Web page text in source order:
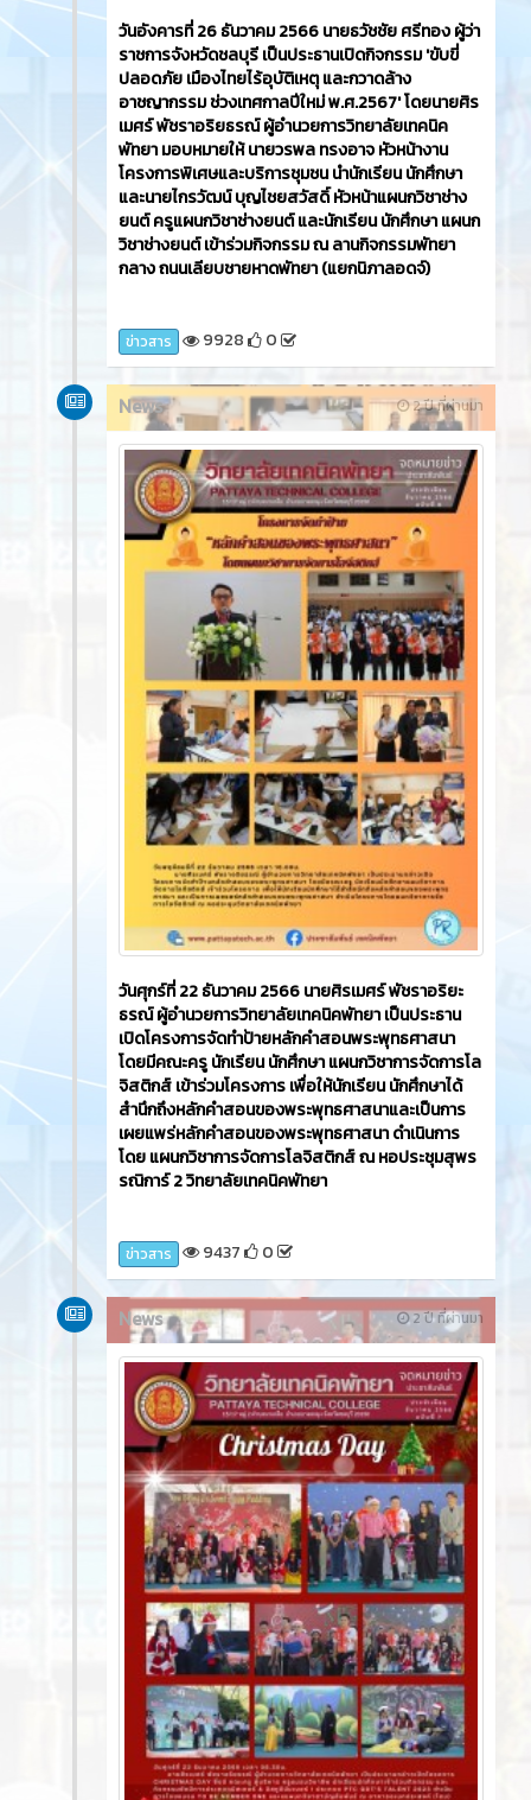
วันอังคารที่ 26 ธันวาคม 2566​ นายธวัชชัย ศรีทอง ผู้ว่า
ราชการจังหวัดชลบุรี เป็นประธานเปิดกิจกรรม 'ขับขี่
ปลอดภัย เมืองไทยไร้อุบัติเหตุ และกวาดล้าง
อาชญากรรม ช่วงเทศกาลปีใหม่ พ.ศ.2567' โดยนายศิร
เมศร์ พัชราอริยธรณ์ ผู้อำนวยการวิทยาลัยเทคนิค
พัทยา มอบหมายให้ นายวรพล ทรงอาจ หัวหน้างาน
โครงการพิเศษและบริการชุมชน นำนักเรียน นักศึกษา
และนายไกรวัฒน์ บุญไชยสวัสดิ์ หัวหน้าแผนกวิชาช่าง
ยนต์ ครูแผนกวิชาช่างยนต์ และนักเรียน นักศึกษา แผนก
วิชาช่างยนต์ เข้าร่วมกิจกรรม ณ ลานกิจกรรมพัทยา
กลาง ถนนเลียบชายหาดพัทยา (แยกนิภาลอดจ์)
ข่าวสาร 9928 0
2 ปี ที่ผ่านมา
News
วันศุกร์ที่ 22 ธันวาคม 2566​ นายศิรเมศร์ พัชราอริยะ
ธรณ์ ผู้อำนวยการวิทยาลัยเทคนิคพัทยา เป็นประธาน
เปิดโครงการจัดทำป้ายหลักคำสอนพระพุทธศาสนา
โดยมีคณะครู นักเรียน นักศึกษา แผนกวิชาการจัดการโล
จิสติกส์ เข้าร่วมโครงการ เพื่อให้นักเรียน นักศึกษาได้
สำนึกถึงหลักคำสอนของพระพุทธศาสนาและเป็นการ
เผยแพร่หลักคำสอนของพระพุทธศาสนา ดำเนินการ
โดย แผนกวิชาการจัดการโลจิสติกส์ ณ หอประชุมสุพร
รณิการ์ 2 วิทยาลัยเทคนิคพัทยา
ข่าวสาร 9437 0
2 ปี ที่ผ่านมา
News